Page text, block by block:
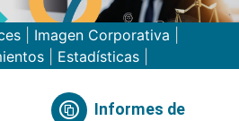
| Imagen Corporativa
Estadísticas
Informes de